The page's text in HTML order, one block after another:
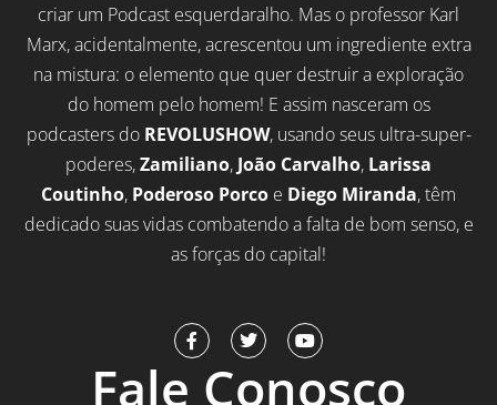
criar um Podcast esquerdaralho. Mas o professor Karl
Marx, acidentalmente, acrescentou um ingrediente extra
na mistura: o elemento que quer destruir a exploração
do homem pelo homem! E assim nasceram os
podcasters do REVOLUSHOW, usando seus ultra-super-
poderes,Zamiliano, João Carvalho, Larissa
Coutinho, Poderoso Porco e Diego Miranda, têm
dedicado suas vidas combatendo a falta de bom senso, e
as forças do capital!
F
a
c
T
w
i
t
Y
o
u
t
Fale Conosco